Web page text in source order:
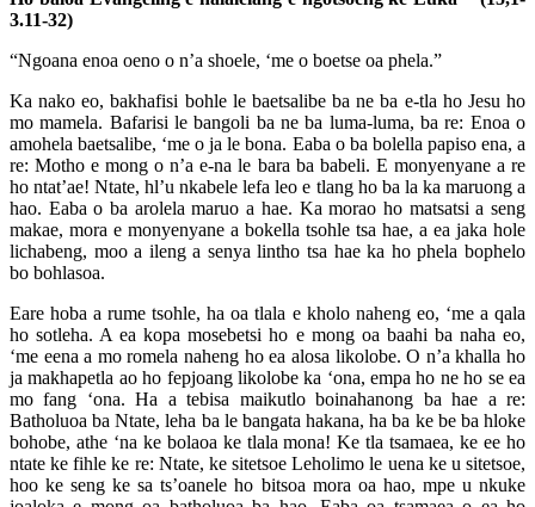
3.11-32)
“Ngoana enoa oeno o n’a shoele, ‘me o boetse oa phela.”
Ka nako eo, bakhafisi bohle le baetsalibe ba ne ba e-tla ho Jesu ho
mo mamela. Bafarisi le bangoli ba ne ba luma-luma, ba re: Enoa o
amohela baetsalibe, ‘me o ja le bona. Eaba o ba bolella papiso ena, a
re: Motho e mong o n’a e-na le bara ba babeli. E monyenyane a re
ho ntat’ae! Ntate, hl’u nkabele lefa leo e tlang ho ba la ka maruong a
hao. Eaba o ba arolela maruo a hae. Ka morao ho matsatsi a seng
makae, mora e monyenyane a bokella tsohle tsa hae, a ea jaka hole
lichabeng, moo a ileng a senya lintho tsa hae ka ho phela bophelo
bo bohlasoa.
Eare hoba a rume tsohle, ha oa tlala e kholo naheng eo, ‘me a qala
ho sotleha. A ea kopa mosebetsi ho e mong oa baahi ba naha eo,
‘me eena a mo romela naheng ho ea alosa likolobe. O n’a khalla ho
ja makhapetla ao ho fepjoang likolobe ka ‘ona, empa ho ne ho se ea
mo fang ‘ona. Ha a tebisa maikutlo boinahanong ba hae a re:
Batholuoa ba Ntate, leha ba le bangata hakana, ha ba ke be ba hloke
bohobe, athe ‘na ke bolaoa ke tlala mona! Ke tla tsamaea, ke ee ho
ntate ke fihle ke re: Ntate, ke sitetsoe Leholimo le uena ke u sitetsoe,
hoo ke seng ke sa ts’oanele ho bitsoa mora oa hao, mpe u nkuke